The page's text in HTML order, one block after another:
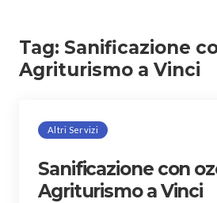
Tag: Sanificazione
Agriturismo a Vinci
Altri Servizi
Sanificazione con
Agriturismo a Vinci